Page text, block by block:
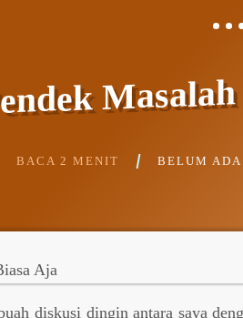
BACA 2 MENIT BELUM ADA
diskusi dingin antara saya